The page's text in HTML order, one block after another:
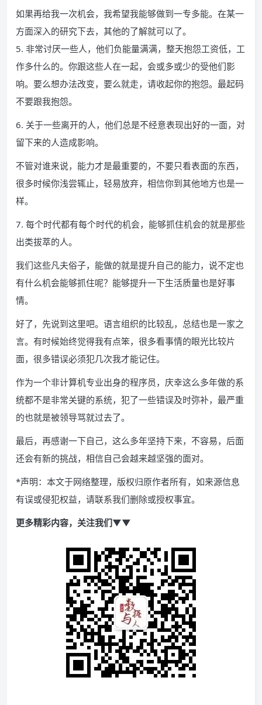
如果再给我一次机会，我希望我能够做到一专多能。在某一
方面深入的研究下去，其他的了解就可以了。
5. 非常讨厌一些人，他们负能量满满，整天抱怨工资低，工
作多什么的。你跟这些人在一起，会或多或少的受他们影
响。要么想办法改变，要么就走，请收起你的抱怨。最起码
不要跟我抱怨。
6. 关于一些离开的人，他们总是不经意表现出好的一面，对
留下来的人造成影响。
不管对谁来说，能力才是最重要的，不要只看表面的东西，
很多时候你浅尝辄止，轻易放弃，相信你到其他地方也是一
样。
7. 每个时代都有每个时代的机会，能够抓住机会的就是那些
出类拔萃的人。
我们这些凡夫俗子，能做的就是提升自己的能力，说不定也
有什么机会能够抓住呢？能够提升一下生活质量也是好事
情。
好了，先说到这里吧。语言组织的比较乱，总结也是一家之
言。有时候始终觉得我有点笨，很多看事情的眼光比较片
面，很多错误必须犯几次我才能记住。
作为一个非计算机专业出身的程序员，庆幸这么多年做的系
统都不是非常关键的系统，犯了一些错误及时弥补，最严重
的也就是被领导骂就过去了。
最后，再感谢一下自己，这么多年坚持下来，不容易，后面
还会有新的挑战，相信自己会越来越坚强的面对。
*声明：本文于网络整理，版权归原作者所有，如来源信息
有误或侵犯权益，请联系我们删除或授权事宜。
更多精彩内容，关注我们▼▼